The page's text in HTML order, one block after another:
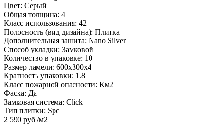
Цвет: Серый
Общая толщина: 4
Класс использования: 42
Полосность (вид дизайна): Плитка
Дополнительная защита: Nano Silver
Способ укладки: Замковой
Количество в упаковке: 10
Размер ламели: 600х300х4
Кратность упаковки: 1.8
Класс пожарной опасности: Км2
Фаска: Да
Замковая система: Click
Тип плитки: Spc
2 590 руб./м2